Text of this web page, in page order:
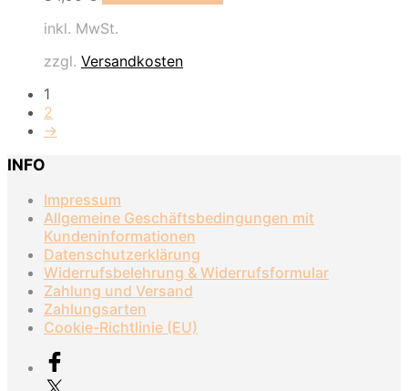
inkl. MwSt.
zzgl. Versandkosten
1
2
→
INFO
Impressum
Allgemeine Geschäftsbedingungen mit
Kundeninformationen
Datenschutzerklärung
Widerrufsbelehrung & Widerrufsformular
Zahlung und Versand
Zahlungsarten
Cookie-Richtlinie (EU)